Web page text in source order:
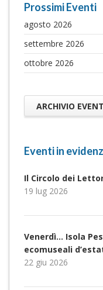
Prossimi Eventi
agosto 2026
settembre 2026
ottobre 2026
ARCHIVIO
Eventi in
Il Circolo dei
19 lug 2026
Venerdì… Isola
ecomuseali
22 giu 2026